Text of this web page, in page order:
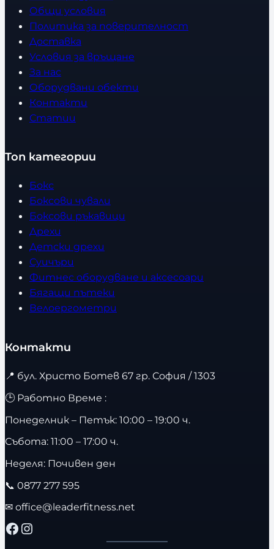
Общи условия
Политика за поверителност
Доставка
Условия за връщане
За нас
Оборудвани обекти
Контакти
Статии
Топ категории
Бокс
Боксови чували
Боксови ръкавици
Дрехи
Детски дрехи
Суичъри
Фитнес оборудване и аксесоари
Бягащи пътеки
Велоергометри
Контакти
📍 бул. Христо Ботев 67 гр. София / 1303
🕒 Работно Време :
Понеделник – Петък: 10:00 – 19:00 ч.
Събота: 11:00 – 17:00 ч.
Неделя: Почивен ден
📞 0877 277 595
✉ office@leaderfitness.net
Facebook Instagram